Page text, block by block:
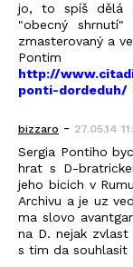
jo, to spíš dělá
"obecný
zmasterovaný a
http://
ponti-dordeduh/
bizzaro - 27.05.14
Sergia Pontiho
hrat s D-
jeho bicich v
Archivu a je uz
ma slovo
na D. nejak
s tim da souhlasit